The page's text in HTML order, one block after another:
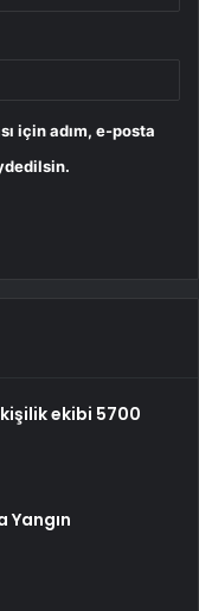
için adım, e-posta
ekibi 5700
Yangın